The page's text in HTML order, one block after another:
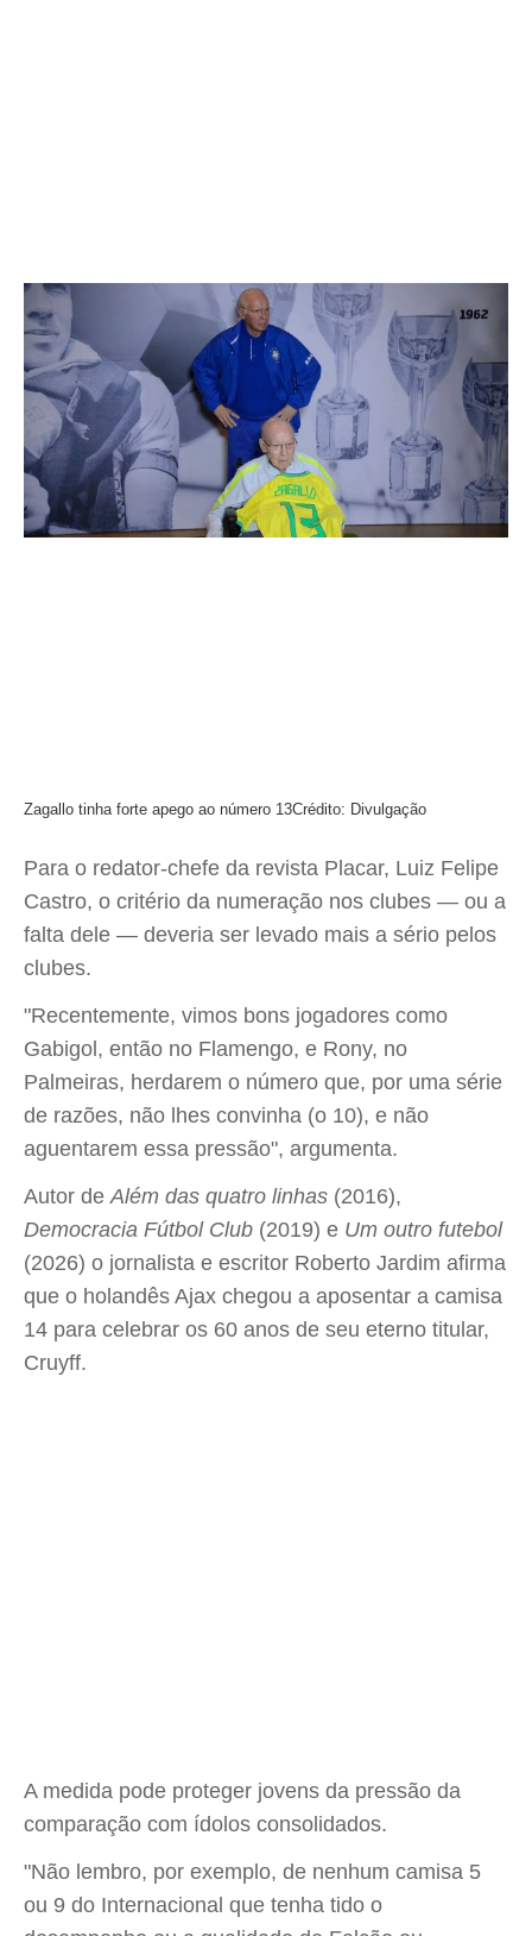
Zagallo tinha forte apego ao número 13Crédito: Divulgação
Para o redator-chefe da revista Placar, Luiz Felipe
Castro, o critério da numeração nos clubes — ou a
falta dele — deveria ser levado mais a sério pelos
clubes.
"Recentemente, vimos bons jogadores como
Gabigol, então no Flamengo, e Rony, no
Palmeiras, herdarem o número que, por uma série
de razões, não lhes convinha (o 10), e não
aguentarem essa pressão", argumenta.
Autor deAlém das quatro linhas (2016),
Democracia Fútbol Club (2019) e Um outro futebol
(2026) o jornalista e escritor Roberto Jardim afirma
que o holandês Ajax chegou a aposentar a camisa
14 para celebrar os 60 anos de seu eterno titular,
Cruyff.
A medida pode proteger jovens da pressão da
comparação com ídolos consolidados.
"Não lembro, por exemplo, de nenhum camisa 5
ou 9 do Internacional que tenha tido o